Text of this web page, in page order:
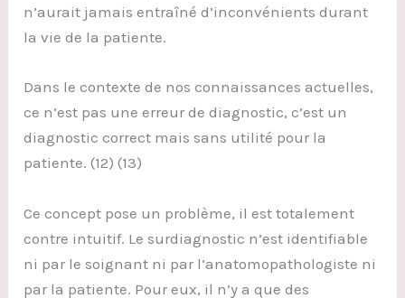
n’aurait jamais entraîné d’inconvénients durant
la vie de la patiente.
Dans le contexte de nos connaissances actuelles,
ce n’est pas une erreur de diagnostic, c’est un
diagnostic correct mais sans utilité pour la
patiente. (12) (13)
Ce concept pose un problème, il est totalement
contre intuitif. Le surdiagnostic n’est identifiable
ni par le soignant ni par l’anatomopathologiste ni
par la patiente. Pour eux, il n’y a que des